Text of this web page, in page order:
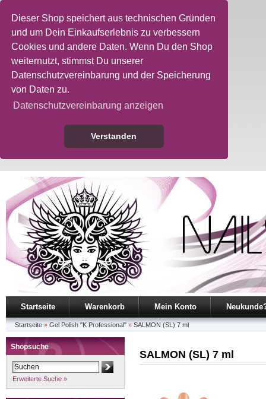
Dieser Shop speichert aus technischen Gründen
und um Dein Einkaufserlebnis zu verbessern
Cookies und andere Daten. Wenn Du den Shop
weiternutzt, stimmst Du unserer
Datenschutzvereinbarung und der Speicherung
von Daten zu.
Datenschutzvereinbarung anzeigen
Verstanden
Startseite Warenkorb Mein Konto
Startseite » Gel Polish "K Professional" » SALMON (SL) 7 ml
Shopsuche
Erweiterte Suche »
SALMON (SL) 7 ml